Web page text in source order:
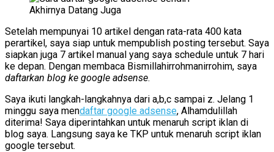
Akhirnya Datang Juga
Setelah mempunyai 10 artikel dengan rata-rata 400 kata
perartikel, saya siap untuk mempublish posting tersebut. Saya
siapkan juga 7 artikel manual yang saya schedule untuk 7 hari
ke depan. Dengan membaca Bismillahirrohmanirrohim, saya
daftarkan blog ke google adsense.
Saya ikuti langkah-langkahnya dari a,b,c sampai z. Jelang 1
minggu saya mendaftar google adsense, Alhamdulillah
diterima! Saya diperintahkan untuk menaruh script iklan di
blog saya. Langsung saya ke TKP untuk menaruh script iklan
google tersebut.